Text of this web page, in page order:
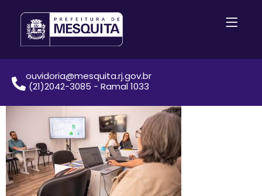
ouvidoria@mesquita.rj.gov.br
(21)2042-3085 - Ramal 1033